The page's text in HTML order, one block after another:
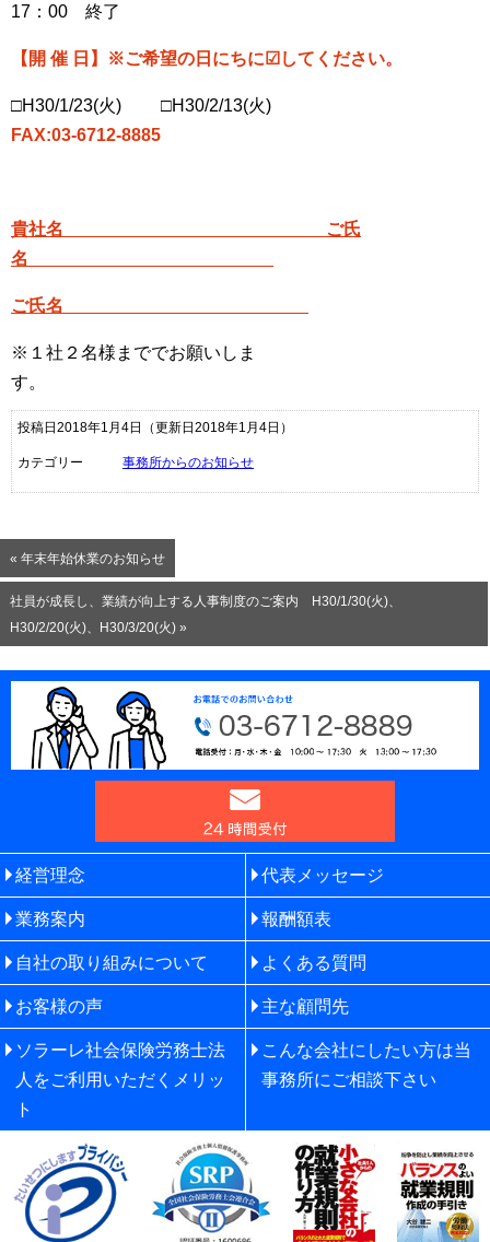
17 ： 00 終了
【開 催 日】※ご希望の日にちに☑してください。
□H30/1/23(火) □H30/2/13(火)
FAX:03-6712-8885
貴社名 ご氏
名
ご氏名
※１社２名様まででお願いしま
す。
投稿日2018年1月4日 （更新日2018年1月4日）
カテゴリー 事務所からのお知らせ
« 年末年始休業のお知らせ
社員が成長し、業績が向上する人事制度のご案内 H30/1/30(火)、
H30/2/20(火)、H30/3/20(火) »
経営理念 代表メッセージ
業務案内 報酬額表
自社の取り組みについて よくある質問
お客様の声 主な顧問先
ソラーレ社会保険労務士法
人をご利用いただくメリッ
ト
こんな会社にしたい方は当
事務所にご相談下さい